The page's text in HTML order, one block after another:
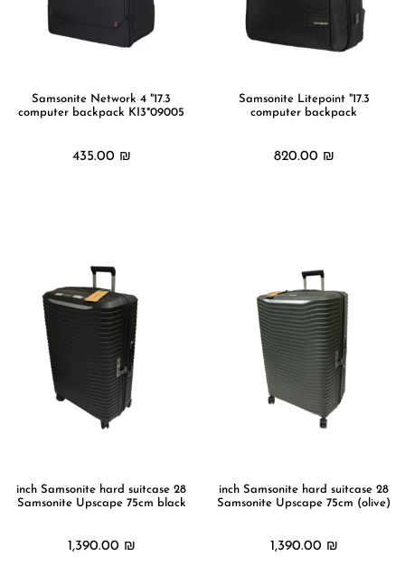
17.3" Samsonite Litepoint
computer backpack
820.00 ₪
17.3" Samsonite Network 4
computer backpack KI3*09005
435.00 ₪
28 inch Samsonite hard suitcase
Samsonite Upscape 75cm (olive)
1,390.00 ₪
28 inch Samsonite hard suitcase
Samsonite Upscape 75cm black
1,390.00 ₪